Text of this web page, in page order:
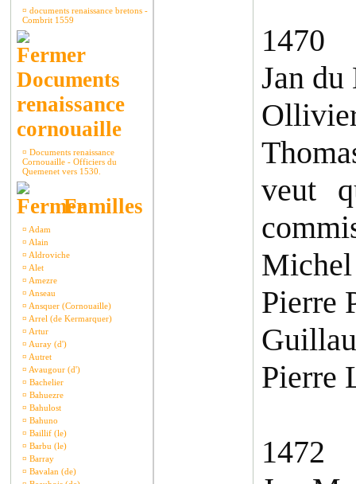
¤ documents renaissance bretons -
Combrit 1559
Documents
renaissance
cornouaille
¤ Documents renaissance
Cornouaille - Officiers du
Quemenet vers 1530.
Familles
¤ Adam
¤ Alain
¤ Aldroviche
¤ Alet
¤ Amezre
¤ Anseau
¤ Ansquer (Cornouaille)
¤ Arrel (de Kermarquer)
¤ Artur
¤ Auray (d')
¤ Autret
¤ Avaugour (d')
¤ Bachelier
¤ Bahuezre
¤ Bahulost
¤ Bahuno
¤ Baillif (le)
¤ Barbu (le)
¤ Barray
¤ Bavalan (de)
1470
Jan du
veut
Michel
Pierre
Pierre
1472